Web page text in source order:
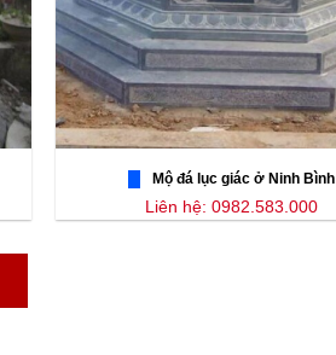
Mộ đá lục giác ở Ninh Bình
Liên hệ: 0982.583.000